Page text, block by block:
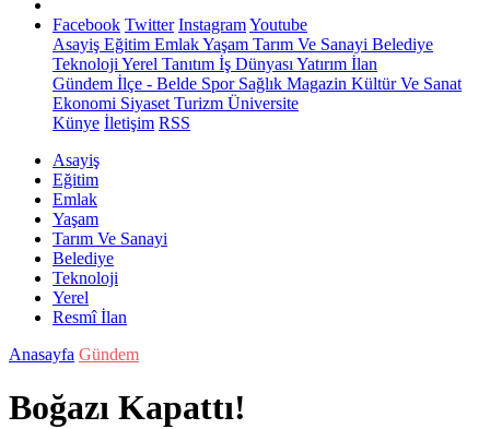
Facebook Twitter InstagramYoutube
Asayiş Eğitim EmlakYaşam Tarım Ve Sanayi Belediye
Teknoloji Yerel Tanıtım İş Dünyası Yatırım İlan
Gündem İlçe - Belde SporSağlık Magazin Kültür Ve Sanat
Ekonomi Siyaset Turizm Üniversite
Künye İletişim RSS
Asayiş
Eğitim
Emlak
Yaşam
Tarım Ve Sanayi
Belediye
Teknoloji
Yerel
Resmî İlan
Anasayfa Gündem
Boğazı Kapattı!